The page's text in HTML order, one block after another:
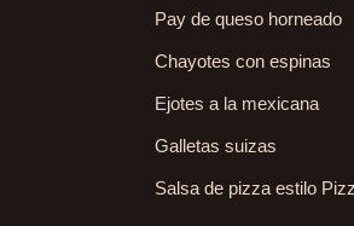
Pay de queso horneado
Chayotes con espinas
Ejotes a la mexicana
Galletas suizas
Salsa de pizza estilo